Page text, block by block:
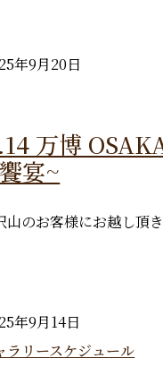
年9月20日
万博
宴~
山のお客様にお越し頂
年9月14日
ラリースケジュール